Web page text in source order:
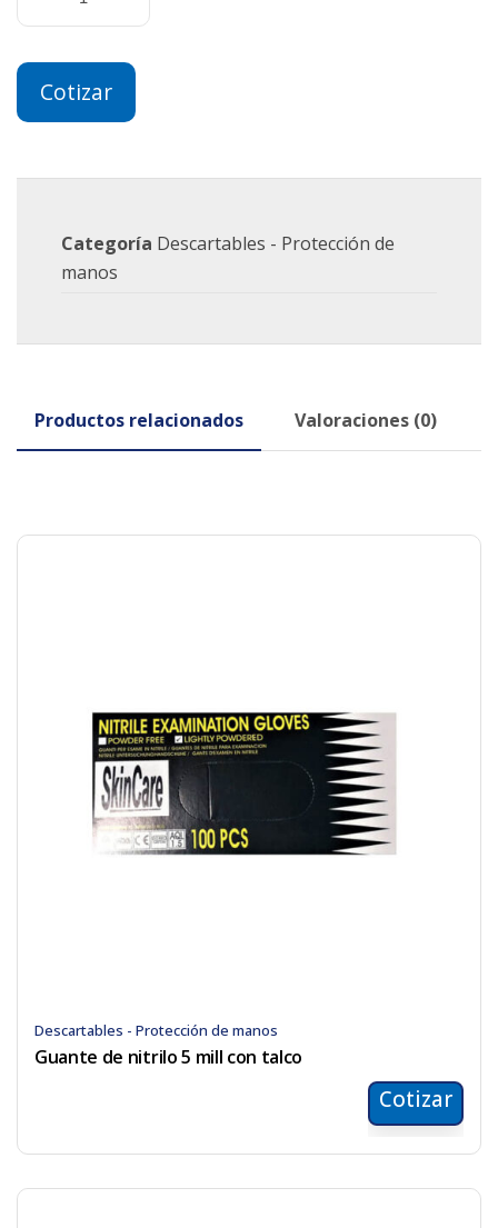
Cotizar
Categoría Descartables - Protección de
manos
Productos relacionados Valoraciones (0)
Descartables - Protección de manos
Guante de nitrilo 5 mill con talco
Cotizar